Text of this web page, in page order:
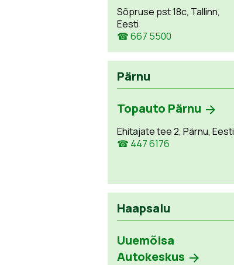
Sõpruse pst 18c, Tallinn,
Eesti
☎ 667 5500
Pärnu
Topauto Pärnu
Ehitajate tee 2, Pärnu, Eesti
☎ 447 6176
Haapsalu
Uuemõisa
Autokeskus